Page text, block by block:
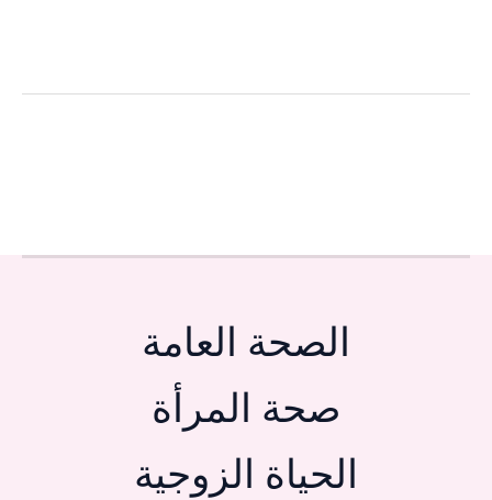
الصحة العامة
صحة المرأة
الحياة الزوجية